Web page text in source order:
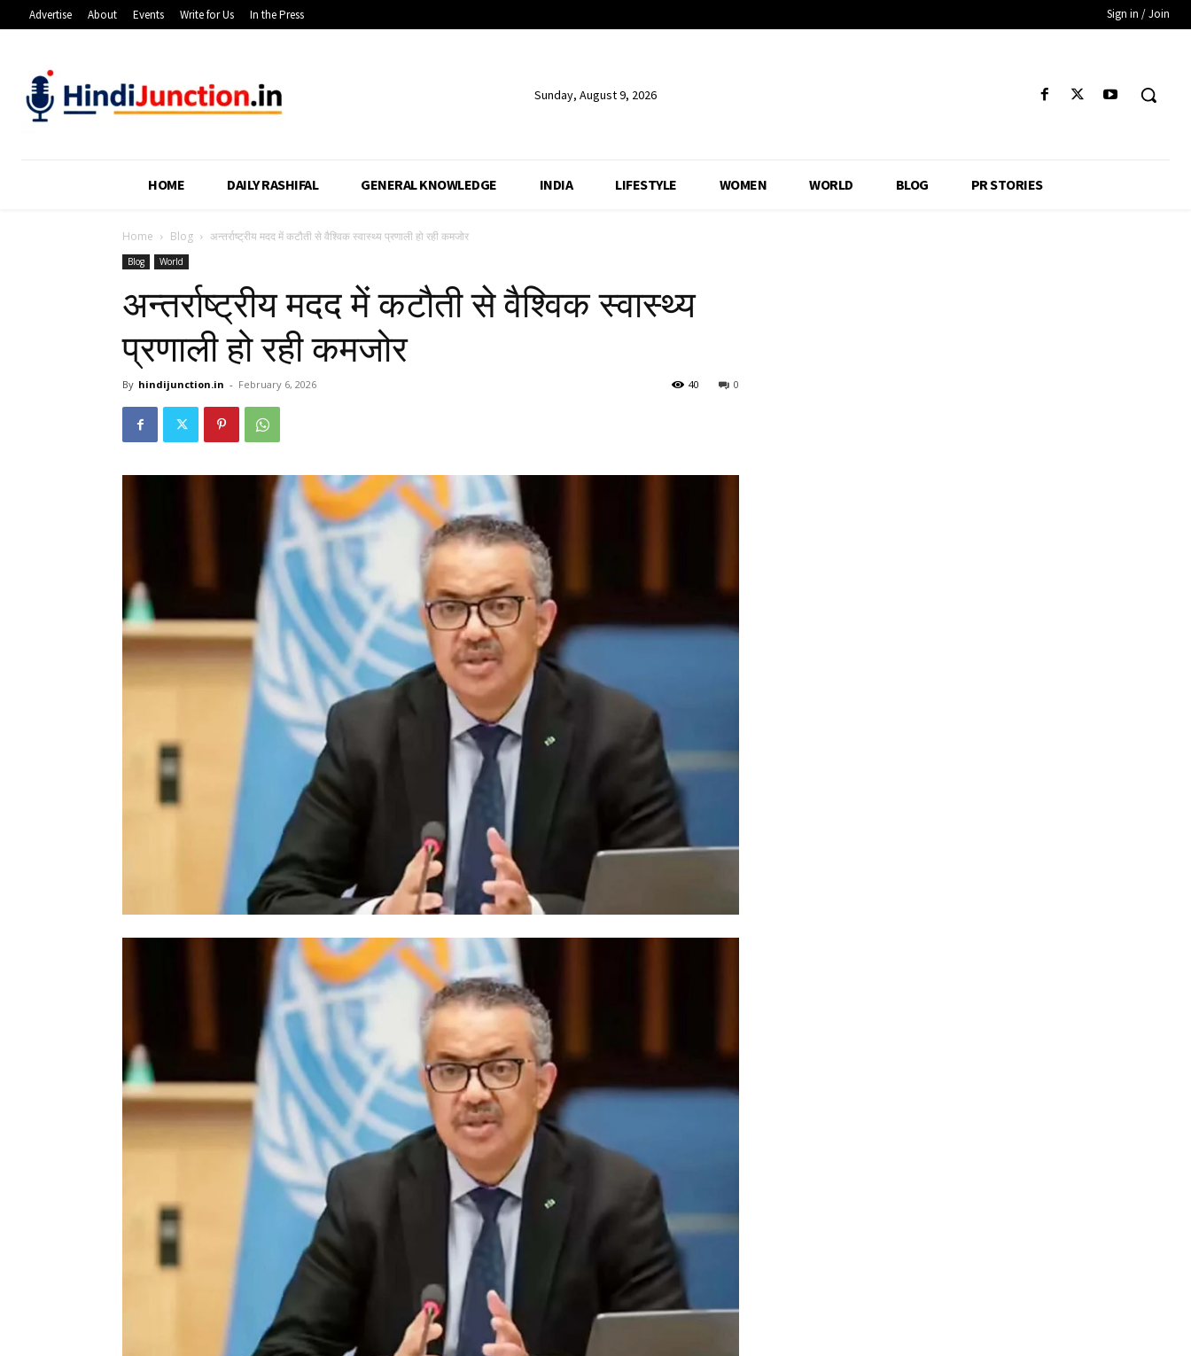
Advertise About Events Write for Us In the Press Sign in / Join
Sunday, August 9, 2026
HOME DAILY RASHIFAL GENERAL KNOWLEDGE INDIA LIFESTYLE WOMEN WORLD BLOG PR STORIES
Home Blog अन्तर्राष्ट्रीय मदद में कटौती से वैश्विक स्वास्थ्य प्रणाली हो रही कमजोर
Blog World
अन्तर्राष्ट्रीय मदद में कटौती से वैश्विक स्वास्थ्य
प्रणाली हो रही कमजोर
By hindijunction.in - February 6, 2026 0
40